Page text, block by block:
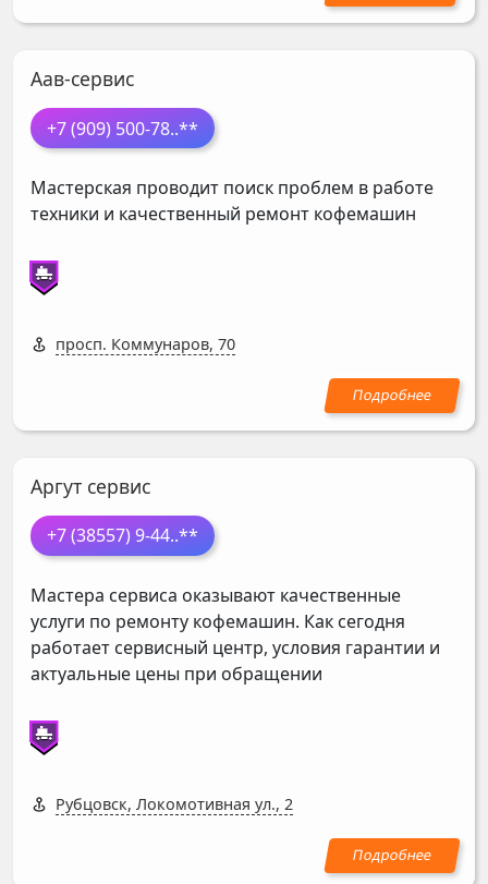
Аав-сервис
+7 (909) 500-78..**
Мастерская проводит поиск проблем в работе
техники и качественный ремонт кофемашин
просп. Коммунаров, 70
Аргут сервис
+7 (38557) 9-44..**
Мастера сервиса оказывают качественные
услуги по ремонту кофемашин. Как сегодня
работает сервисный центр, условия гарантии и
актуальные цены при обращении
Рубцовск, Локомотивная ул., 2